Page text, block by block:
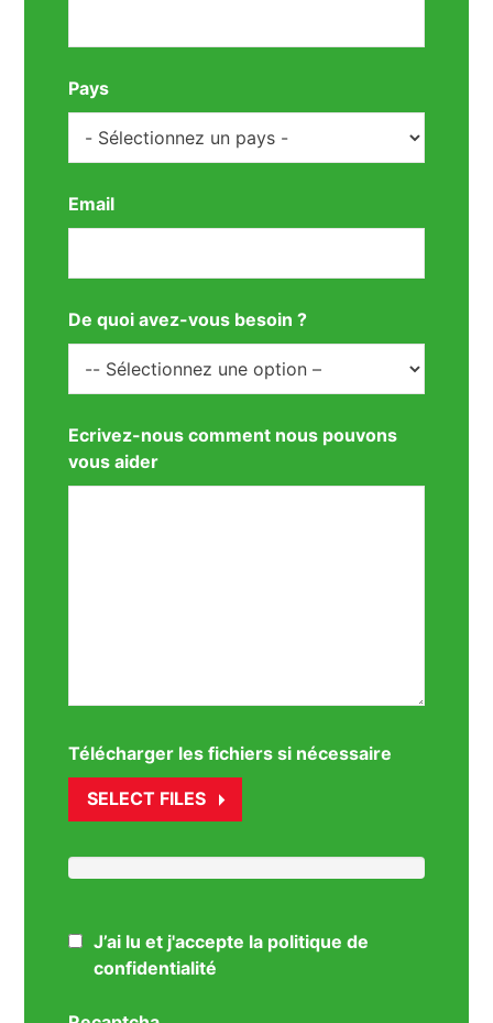
Pays
Email
De quoi avez-vous besoin ?
Ecrivez-nous comment nous pouvons
vous aider
Télécharger les fichiers si nécessaire
SELECT FILES
J’ai lu et j'accepte la politique de
confidentialité